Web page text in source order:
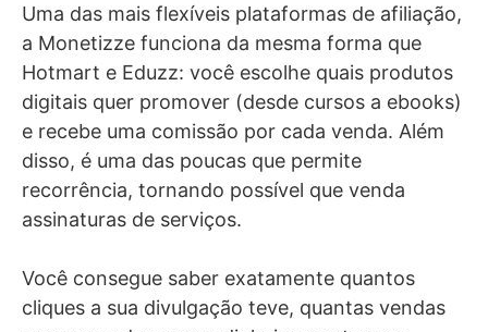
Uma das mais flexíveis plataformas de afiliação,
a Monetizze funciona da mesma forma que
Hotmart e Eduzz: você escolhe quais produtos
digitais quer promover (desde cursos a ebooks)
e recebe uma comissão por cada venda. Além
disso, é uma das poucas que permite
recorrência, tornando possível que venda
assinaturas de serviços.
Você consegue saber exatamente quantos
cliques a sua divulgação teve, quantas vendas